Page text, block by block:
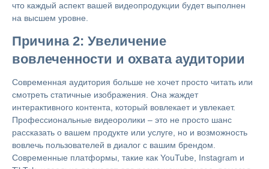
что каждый аспект вашей видеопродукции будет выполнен
на высшем уровне.
Причина 2: Увеличение
вовлеченности и охвата аудитории
Современная аудитория больше не хочет просто читать или
смотреть статичные изображения. Она жаждет
интерактивного контента, который вовлекает и увлекает.
Профессиональные видеоролики – это не просто шанс
рассказать о вашем продукте или услуге, но и возможность
вовлечь пользователей в диалог с вашим брендом.
Современные платформы, такие как YouTube, Instagram и